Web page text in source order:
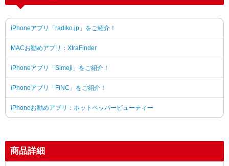
iPhoneアプリ「radiko.jp」をご紹介！
MACお勧めアプリ：XtraFinder
iPhoneアプリ「Simeji」をご紹介！
iPhoneアプリ「FiNC」をご紹介！
iPhoneお勧めアプリ：ホットペッパービューティー
商品詳細